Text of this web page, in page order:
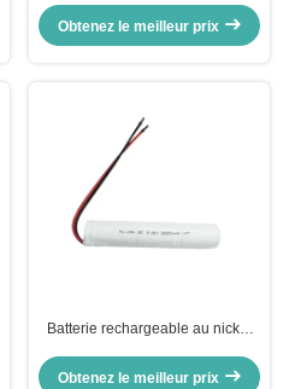
élevé
Obtenez le meilleur prix
Batterie rechargeable au nickel
Obtenez le meilleur prix